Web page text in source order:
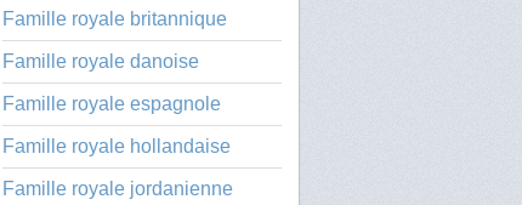
Famille royale britannique
Famille royale danoise
Famille royale espagnole
Famille royale hollandaise
Famille royale jordanienne